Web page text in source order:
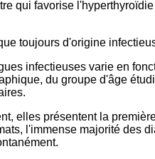
qui favorise
toujours d'origine
infectieuses varie en
du groupe d'âge
elles présentent la
l'immense majorité des